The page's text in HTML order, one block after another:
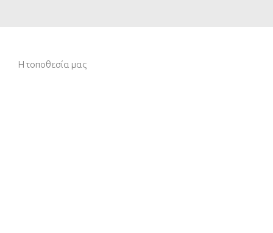
Η τοποθεσία μας